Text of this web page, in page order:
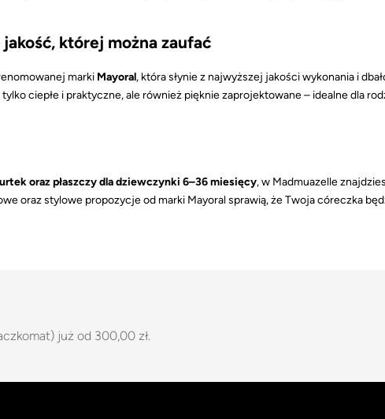
której można zaufać
marki Mayoral, która słynie z najwyższej jakości wykonania i
tylko ciepłe i praktyczne, ale również pięknie zaprojektowane – idealne dla
oraz płaszczy dla dziewczynki 6–36 miesięcy, w Madmuazelle
oraz stylowe propozycje od marki Mayoral sprawią, że Twoja córeczka
już od 300,00 zł.